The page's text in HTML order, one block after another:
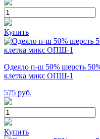
Купить
Одеяло п-ш 50% шерсть
клетка микс ОПШ-1
575 руб.
Купить